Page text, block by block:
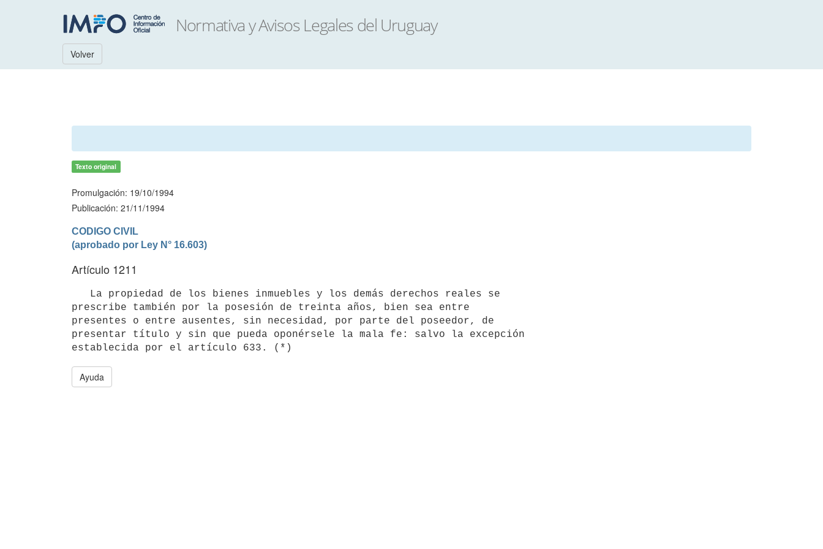
Volver
Texto original
Promulgación: 19/10/1994
Publicación: 21/11/1994
CODIGO CIVIL
(aprobado por Ley N° 16.603)
Artículo 1211
prescribe también por la posesión de treinta años, bien sea entre
presentes o entre ausentes, sin necesidad, por parte del poseedor, de
presentar título y sin que pueda oponérsele la mala fe: salvo la excepción
Ayuda